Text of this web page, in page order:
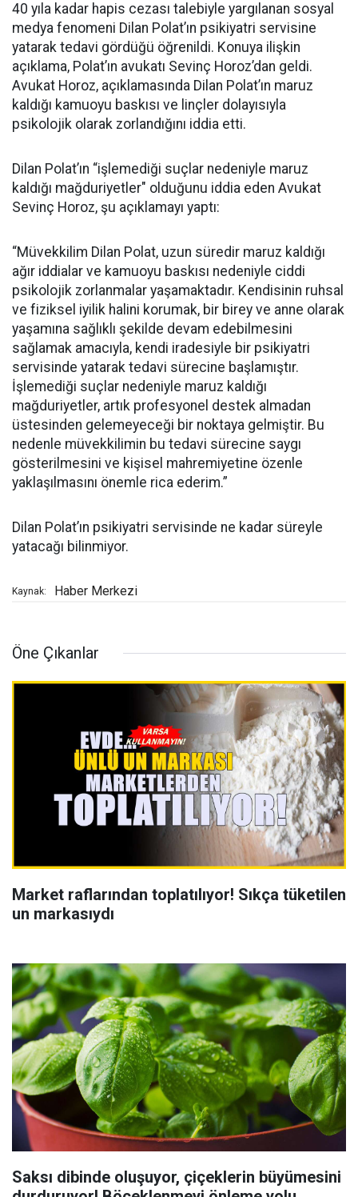
40 yıla kadar hapis cezası talebiyle yargılanan sosyal
medya fenomeni Dilan Polat’ın psikiyatri servisine
yatarak tedavi gördüğü öğrenildi. Konuya ilişkin
açıklama, Polat’ın avukatı Sevinç Horoz’dan geldi.
Avukat Horoz, açıklamasında Dilan Polat’ın maruz
kaldığı kamuoyu baskısı ve linçler dolayısıyla
psikolojik olarak zorlandığını iddia etti.
Dilan Polat’ın “işlemediği suçlar nedeniyle maruz
kaldığı mağduriyetler" olduğunu iddia eden Avukat
Sevinç Horoz, şu açıklamayı yaptı:
“Müvekkilim Dilan Polat, uzun süredir maruz kaldığı
ağır iddialar ve kamuoyu baskısı nedeniyle ciddi
psikolojik zorlanmalar yaşamaktadır. Kendisinin ruhsal
ve fiziksel iyilik halini korumak, bir birey ve anne olarak
yaşamına sağlıklı şekilde devam edebilmesini
sağlamak amacıyla, kendi iradesiyle bir psikiyatri
servisinde yatarak tedavi sürecine başlamıştır.
İşlemediği suçlar nedeniyle maruz kaldığı
mağduriyetler, artık profesyonel destek almadan
üstesinden gelemeyeceği bir noktaya gelmiştir. Bu
nedenle müvekkilimin bu tedavi sürecine saygı
gösterilmesini ve kişisel mahremiyetine özenle
yaklaşılmasını önemle rica ederim.”
Dilan Polat’ın psikiyatri servisinde ne kadar süreyle
yatacağı bilinmiyor.
Kaynak: Haber Merkezi
Öne Çıkanlar
Market raflarından toplatılıyor! Sıkça tüketilen
un markasıydı
Saksı dibinde oluşuyor, çiçeklerin büyümesini